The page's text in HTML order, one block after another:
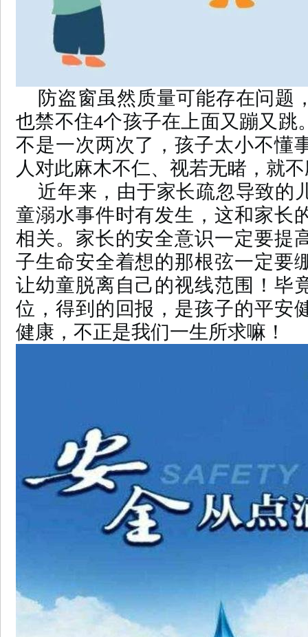
防盗窗虽然质量可能存在问题
也禁不住4个孩子在上面又蹦又跳
不是一次两次了，孩子太小不懂
人对此麻木不仁、视若无睹，就
近年来，由于家长疏忽导致的
童溺水事件时有发生，这和家长
相关。家长的安全意识一定要提
子生命安全着想的那根弦一定要
让幼童脱离自己的视线范围！毕
位，得到的回报，是孩子的平安
健康，不正是我们一生所求嘛！